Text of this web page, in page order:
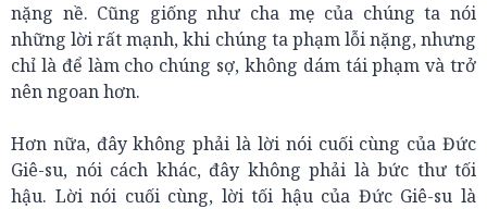
nặng nề. Cũng giống như cha mẹ của chúng ta nói
những lời rất mạnh, khi chúng ta phạm lỗi nặng, nhưng
chỉ là để làm cho chúng sợ, không dám tái phạm và trở
nên ngoan hơn.
Hơn nữa, đây không phải là lời nói cuối cùng của Đức
Giê-su, nói cách khác, đây không phải là bức thư tối
hậu. Lời nói cuối cùng, lời tối hậu của Đức Giê-su là